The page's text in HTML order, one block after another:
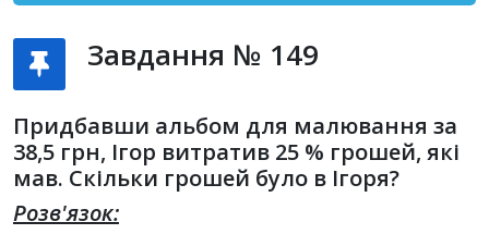
Завдання № 149
Придбавши альбом для малювання за
38,5 грн, Ігор витратив 25 % грошей, які
мав. Скільки грошей було в Ігоря?
Розв'язок: